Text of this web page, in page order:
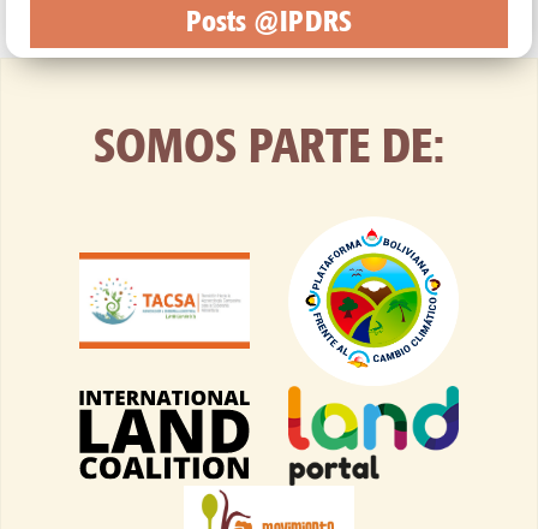
Posts @IPDRS
SOMOS PARTE DE: